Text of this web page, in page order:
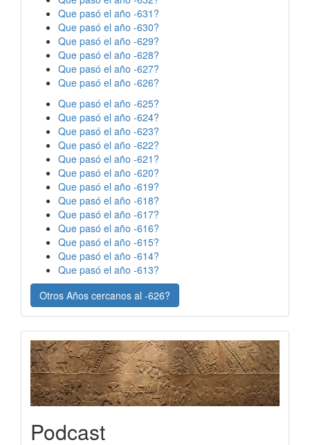
Que pasó el año -631?
Que pasó el año -630?
Que pasó el año -629?
Que pasó el año -628?
Que pasó el año -627?
Que pasó el año -626?
Que pasó el año -625?
Que pasó el año -624?
Que pasó el año -623?
Que pasó el año -622?
Que pasó el año -621?
Que pasó el año -620?
Que pasó el año -619?
Que pasó el año -618?
Que pasó el año -617?
Que pasó el año -616?
Que pasó el año -615?
Que pasó el año -614?
Que pasó el año -613?
Otros Años cercanos al -626?
Podcast